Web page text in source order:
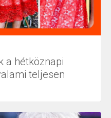
a hétköznapi
teljesen